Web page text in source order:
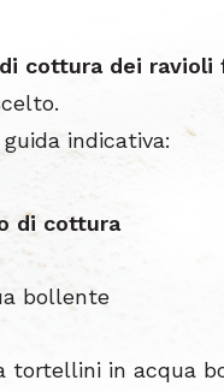
cottura dei ravioli
indicativa:
di cottura
bollente
tortellini in acqua